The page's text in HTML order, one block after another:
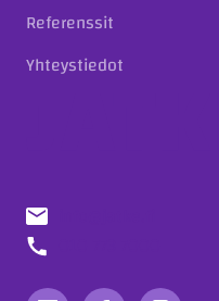
Referenssit
Yhteystiedot